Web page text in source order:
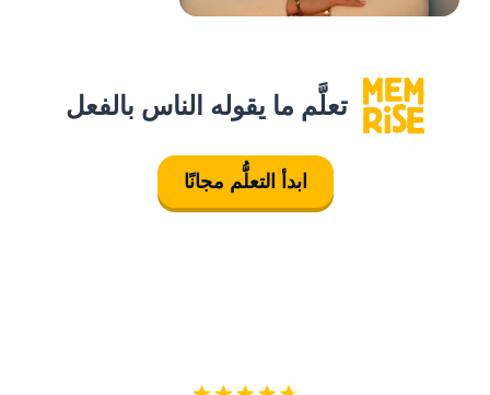
تعلَّم ما يقوله الناس بالفعل
ابدأ التعلُّم مجانًا